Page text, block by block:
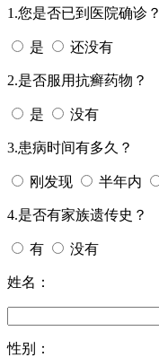
1.您是否已到医院确诊？
是 还没有
2.是否服用抗癣药物？
是 没有
3.患病时间有多久？
刚发现 半年内
4.是否有家族遗传史？
有 没有
姓名：
性别：